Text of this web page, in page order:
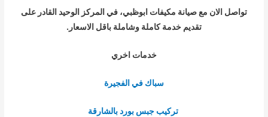
تواصل الان مع صيانة مكيفات ابوظبي، في المركز الوحيد القادر على
تقديم خدمة كاملة وشاملة باقل الاسعار .
خدمات اخري
سباك في الفجيرة
تركيب جبس بورد بالشارقة